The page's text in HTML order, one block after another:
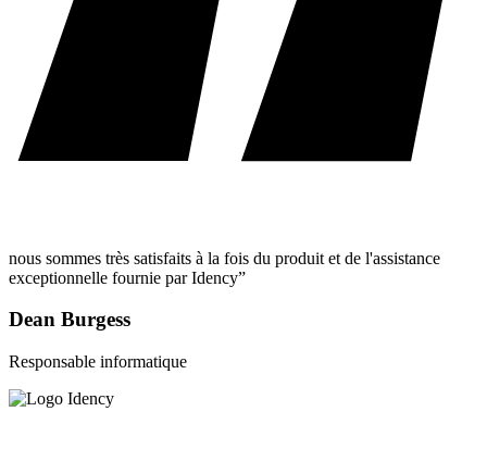
nous sommes très satisfaits à la fois du produit et de l'assistance
exceptionnelle fournie par Idency”
Dean Burgess
Responsable informatique